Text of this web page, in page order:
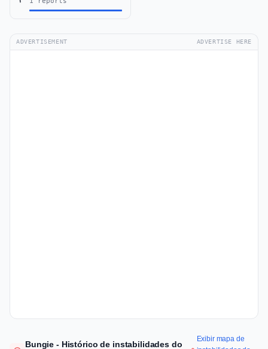
ADVERTISEMENT ADVERTISE HERE
Bungie - Histórico de instabilidades do
Exibir mapa de